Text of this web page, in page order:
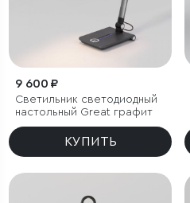
9 600 ₽
Светильник светодиодный
настольный Great графит
КУПИТЬ